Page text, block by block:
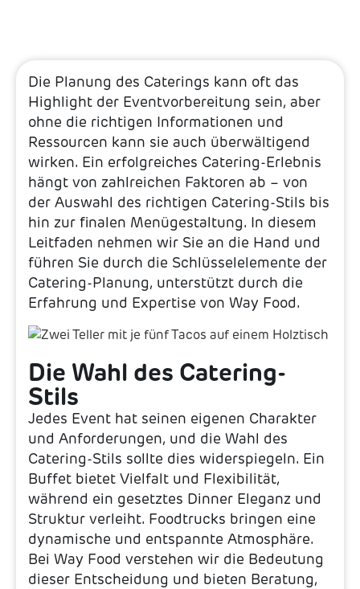
Die Planung des Caterings kann oft das
Highlight der Eventvorbereitung sein, aber
ohne die richtigen Informationen und
Ressourcen kann sie auch überwältigend
wirken. Ein erfolgreiches Catering-Erlebnis
hängt von zahlreichen Faktoren ab – von
der Auswahl des richtigen Catering-Stils bis
hin zur finalen Menügestaltung. In diesem
Leitfaden nehmen wir Sie an die Hand und
führen Sie durch die Schlüsselelemente der
Catering-Planung, unterstützt durch die
Erfahrung und Expertise von Way Food.
Die Wahl des Catering-
Stils
Jedes Event hat seinen eigenen Charakter
und Anforderungen, und die Wahl des
Catering-Stils sollte dies widerspiegeln. Ein
Buffet bietet Vielfalt und Flexibilität,
während ein gesetztes Dinner Eleganz und
Struktur verleiht. Foodtrucks bringen eine
dynamische und entspannte Atmosphäre.
Bei Way Food verstehen wir die Bedeutung
dieser Entscheidung und bieten Beratung,